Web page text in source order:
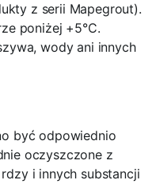
z serii Mapegrout).
poniżej +5°C.
wody ani innych
być odpowiednio
oczyszczone z
i innych substancji